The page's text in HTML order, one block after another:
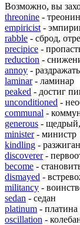
Возможно, вы
threonine -
empiricist -
rabble - сброд,
precipice -
reduction -
annoy -
laminar- ламинар
peaked - достиг
unconditioned -
communal -
generous -
minister- министр
kindling -
discoverer-
become -
dismayed -
militancy -
sedan - седан
platinum - платина
oscillation -